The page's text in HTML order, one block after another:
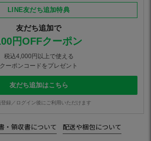
LINE友だち追加特典
友だち追加で
円OFFクーポン
税込4,000円以上で使える
クーポンコードをプレゼント
友だち追加はこちら
録／ログイン後にご利用いただけます
・領収書について 配送や梱包について